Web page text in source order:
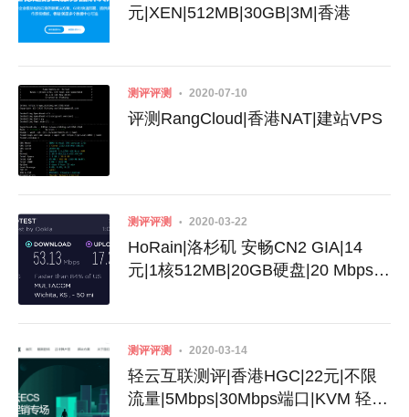
元|XEN|512MB|30GB|3M|香港
测评评测 2020-07-10
评测RangCloud|香港NAT|建站VPS
测评评测 2020-03-22
HoRain|洛杉矶 安畅CN2 GIA|14
元|1核512MB|20GB硬盘|20 Mbps带
测评评测 2020-03-14
轻云互联测评|香港HGC|22元|不限
流量|5Mbps|30Mbps端口|KVM 轻云